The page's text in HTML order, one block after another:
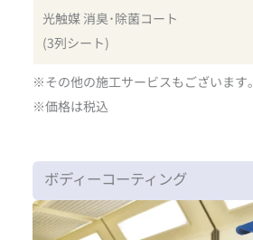
光触媒 消臭･除菌コート
(3列シート)
※その他の施工サービスもございます｡
※価格は税込
ボディーコーティング